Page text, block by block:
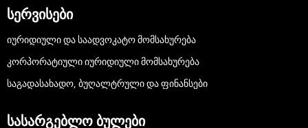
სერვისები
ᲘᲣᲠᲘᲓᲘᲣᲚᲘ ᲓᲐ ᲡᲐᲐᲓᲕᲝᲙᲐᲢᲝ ᲛᲝᲛᲡᲐᲮᲣᲠᲔᲑᲐ
ᲙᲝᲠᲞᲝᲠᲐᲢᲘᲣᲚᲘ ᲘᲣᲠᲘᲓᲘᲣᲚᲘ ᲛᲝᲛᲡᲐᲮᲣᲠᲔᲑᲐ
ᲡᲐᲒᲐᲓᲐᲡᲐᲮᲐᲓᲝ, ᲑᲣᲦᲐᲚᲢᲠᲣᲚᲘ ᲓᲐ ᲤᲘᲜᲐᲜᲡᲔᲑᲘ
სასარგებლო ბულები